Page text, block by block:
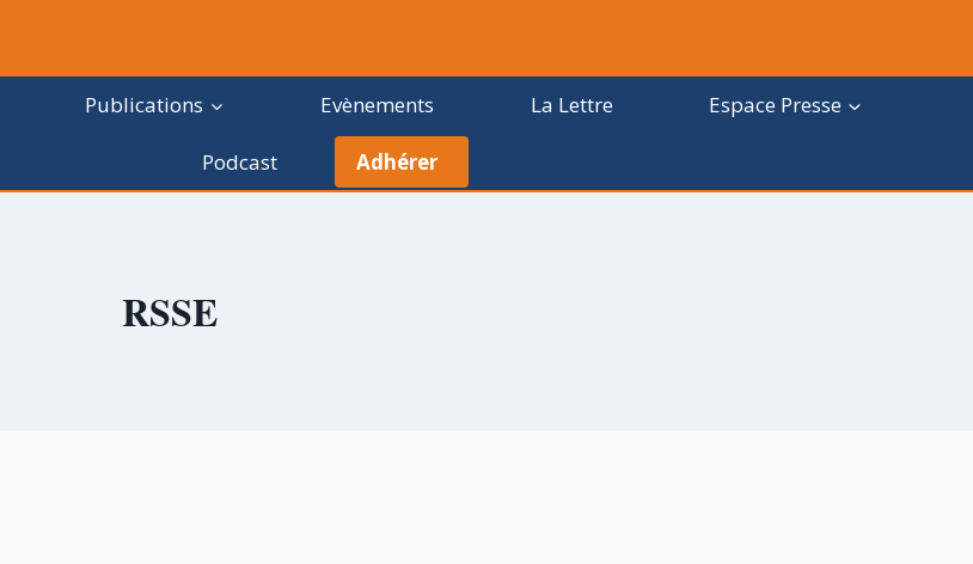
Publications Evènements La Lettre Espace Presse
Podcast Adhérer
RSSE